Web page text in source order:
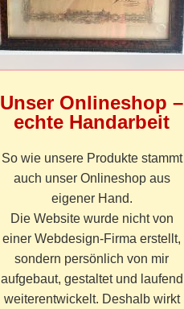
Unser Onlineshop –
echte Handarbeit
So wie unsere Produkte stammt
auch unser Onlineshop aus
eigener Hand.
Die Website wurde nicht von
einer Webdesign-Firma erstellt,
sondern persönlich von mir
aufgebaut, gestaltet und laufend
weiterentwickelt. Deshalb wirkt